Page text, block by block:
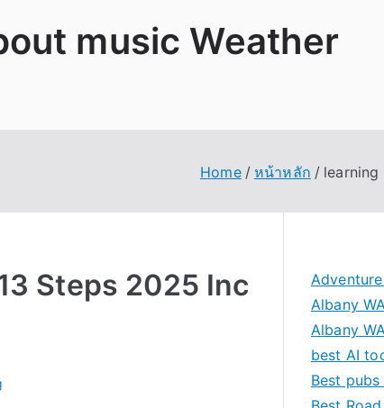
music Weather
Home หน้าหลัก
Steps 2025 Inc
Albany
Albany
best AI
Best